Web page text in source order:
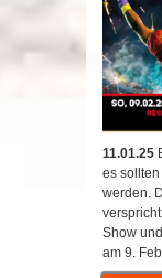
11.01.25
es
werden.
Show
am 9.